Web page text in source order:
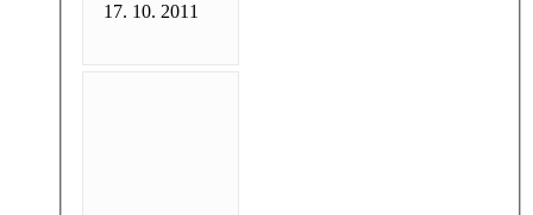
17. 10. 2011